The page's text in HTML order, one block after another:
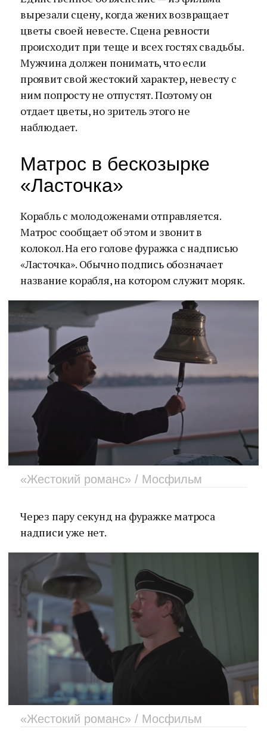
вырезали сцену, когда жених возвращает
цветы своей невесте. Сцена ревности
происходит при теще и всех гостях свадьбы.
Мужчина должен понимать, что если
проявит свой жестокий характер, невесту с
ним попросту не отпустят. Поэтому он
отдает цветы, но зритель этого не
наблюдает.
Матрос в бескозырке
«Ласточка»
Корабль с молодоженами отправляется.
Матрос сообщает об этом и звонит в
колокол. На его голове фуражка с надписью
«Ласточка». Обычно подпись обозначает
название корабля, на котором служит моряк.
«Жестокий романс» / Мосфильм
Через пару секунд на фуражке матроса
надписи уже нет.
«Жестокий романс» / Мосфильм